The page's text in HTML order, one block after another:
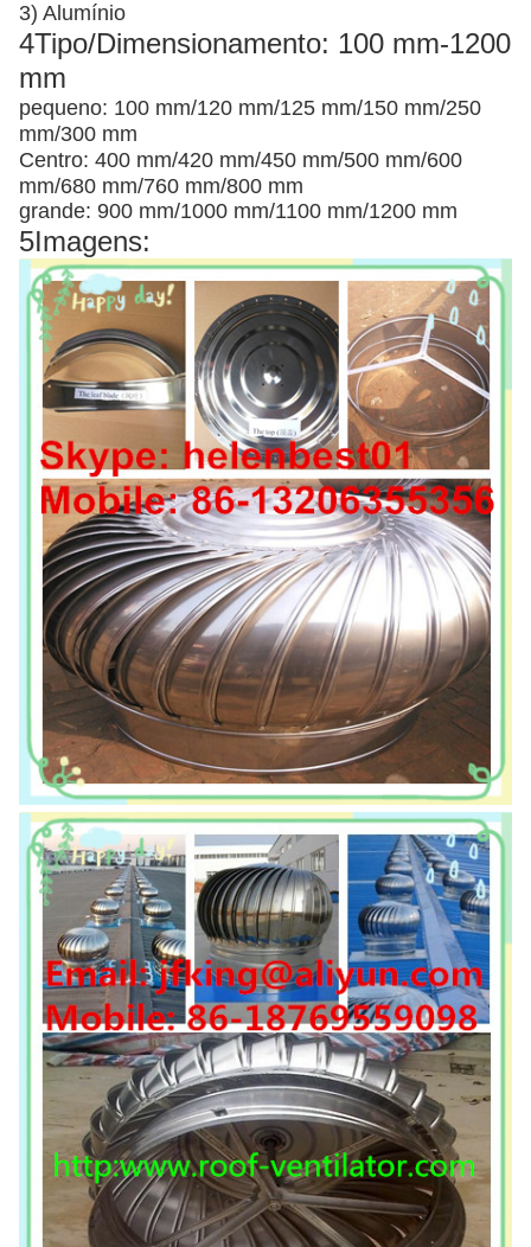
3) Alumínio
4Tipo/Dimensionamento: 100 mm-1200
mm
pequeno: 100 mm/120 mm/125 mm/150 mm/250
mm/300 mm
Centro: 400 mm/420 mm/450 mm/500 mm/600
mm/680 mm/760 mm/800 mm
grande: 900 mm/1000 mm/1100 mm/1200 mm
5Imagens: